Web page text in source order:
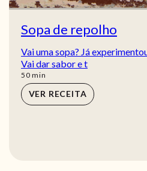
Sopa de repolho
Vai uma sopa? Já
Vai dar sabor e t
50min
min
VER RECEITA